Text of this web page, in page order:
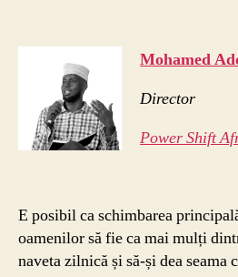
Mohamed
Director
Power Shift
E posibil ca schimbarea
oamenilor să fie ca mai mulți
naveta zilnică și să-și dea seama